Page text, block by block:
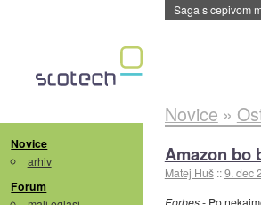
BMW v vozilih
Novice
arhiv
Forum
Novice »
Amazon bo
Matej Huš ::9. dec